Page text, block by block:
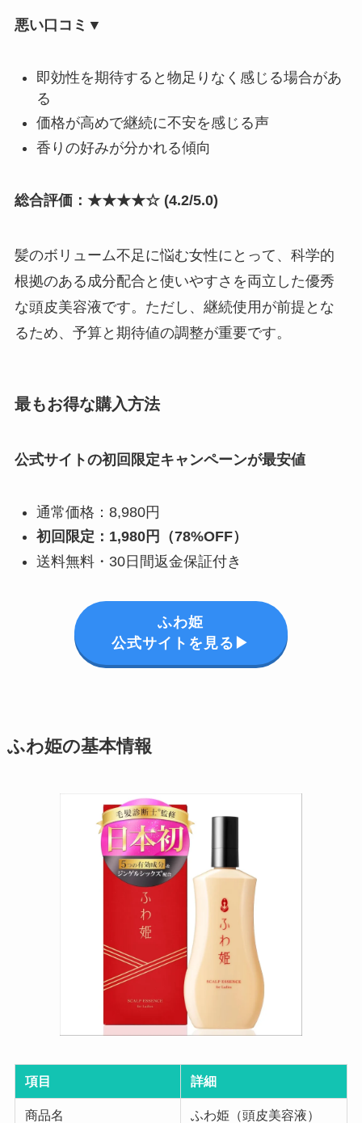
悪い口コミ▼
即効性を期待すると物足りなく感じる場合があ
る
価格が高めで継続に不安を感じる声
香りの好みが分かれる傾向
総合評価：★★★★☆ (4.2/5.0)
髪のボリューム不足に悩む女性にとって、科学的
根拠のある成分配合と使いやすさを両立した優秀
な頭皮美容液です。ただし、継続使用が前提とな
るため、予算と期待値の調整が重要です。
最もお得な購入方法
公式サイトの初回限定キャンペーンが最安値
通常価格：8,980円
初回限定：1,980円（78%OFF）
送料無料・30日間返金保証付き
ふわ姫
公式サイトを見る▶
ふわ姫の基本情報
項目 詳細
商品名 ふわ姫（頭皮美容液）